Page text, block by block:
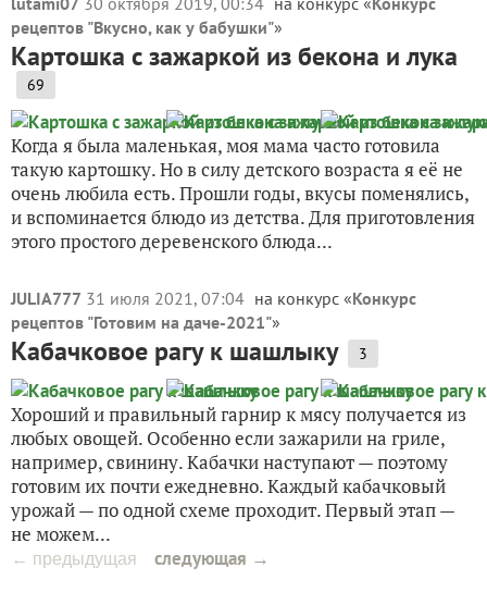
рецептов "Вкусно, как у бабушки"»
Картошка с зажаркой из бекона и лука
69
Когда я была маленькая, моя мама часто готовила
такую картошку. Но в силу детского возраста я её не
очень любила есть. Прошли годы, вкусы поменялись,
и вспоминается блюдо из детства. Для приготовления
этого простого деревенского блюда...
JULIA777 31 июля 2021, 07:04 на конкурс «Конкурс
рецептов "Готовим на даче-2021"»
Кабачковое рагу к шашлыку 3
Хороший и правильный гарнир к мясу получается из
любых овощей. Особенно если зажарили на гриле,
например, свинину. Кабачки наступают — поэтому
готовим их почти ежедневно. Каждый кабачковый
урожай — по одной схеме проходит. Первый этап —
не можем...
← предыдущая следующая →